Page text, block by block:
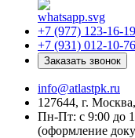
+7 (977) 123-16-19
+7 (931) 012-10-76
Заказать звонок
info@atlastpk.ru
127644, г.
Пн-Пт: с 9:00 до
(оформление